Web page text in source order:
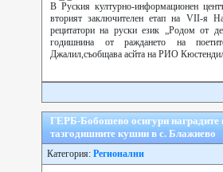
В Руския културно-информационен
вторият заключителен етап на VІІ-я
рецитатори на руски език „Родом от
годишнина от раждането на
Джалил,съобщава асйта на РИО
ГЕРБ-Бобошево осигури наградите
тазгодишните кушии в с. Блажиево
Категория: Регионални